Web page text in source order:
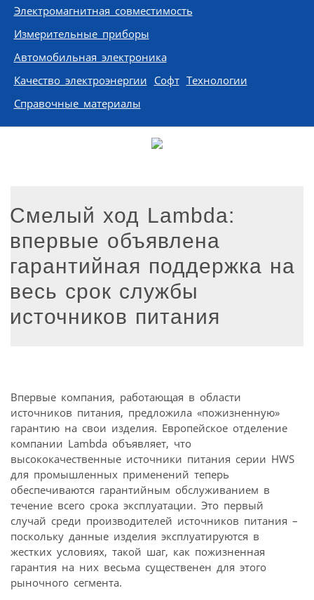
Электромагнитная совместимость
Измерительные приборы
Автомобильная электроника
Качество электроэнергии Софт Технологии
Справочные материалы
Смелый ход Lambda:
впервые объявлена
гарантийная поддержка на
весь срок службы
источников питания
Впервые компания, работающая в области
источников питания, предложила «пожизненную»
гарантию на свои изделия. Европейское отделение
компании Lambda объявляет, что
высококачественные источники питания серии HWS
для промышленных применений теперь
обеспечиваются гарантийным обслуживанием в
течение всего срока эксплуатации. Это первый
случай среди производителей источников питания –
поскольку данные изделия эксплуатируются в
жестких условиях, такой шаг, как пожизненная
гарантия на них весьма существенен для этого
рыночного сегмента.